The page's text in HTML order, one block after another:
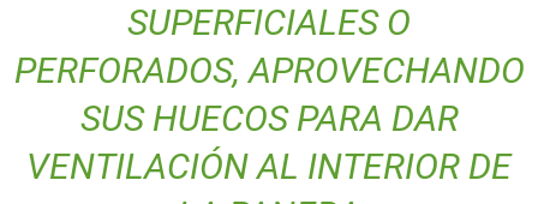
SUPERFICIALES O
PERFORADOS, APROVECHANDO
SUS HUECOS PARA DAR
VENTILACIÓN AL INTERIOR DE